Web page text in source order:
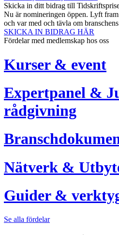
Skicka in ditt bidrag till
Nu är nomineringen öppen. Lyft
och var med och tävla om
SKICKA IN BIDRAG HÄR
Fördelar med medlemskap hos oss
Kurser & event
Expertpanel &
rådgivning
Nätverk &
Guider &
Se alla fördelar